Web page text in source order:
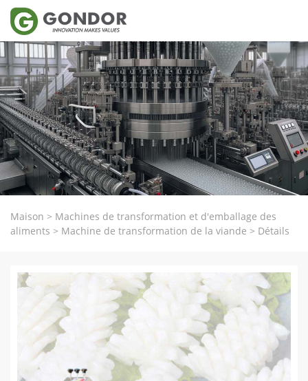
Maison > Machines de transformation et d'emballage des
aliments > Machine de transformation de la viande > Détails